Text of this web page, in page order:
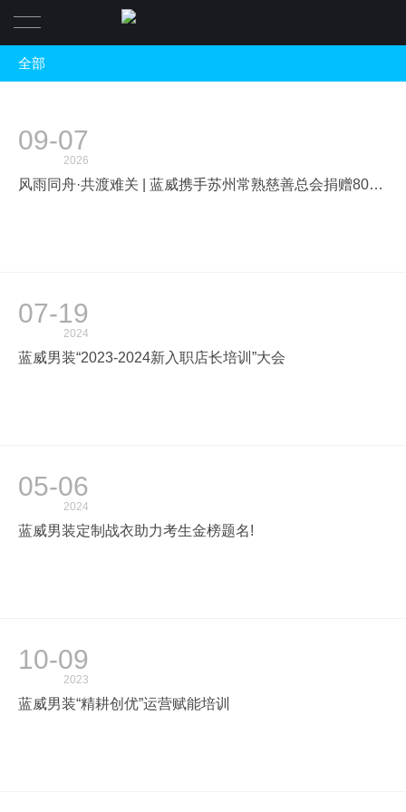
全部
时尚头条
蓝威快讯
09-07
2026
风雨同舟·共渡难关 | 蓝威携手苏州常熟慈善总会捐赠80万元服装物资驰援广西洪灾，广西平安！山河无恙！
07-19
2024
蓝威男装“2023-2024新入职店长培训”大会
05-06
2024
蓝威男装定制战衣助力考生金榜题名!
10-09
2023
蓝威男装“精耕创优”运营赋能培训
LANWEI蓝威
产品系列
我们的团队
联系我们